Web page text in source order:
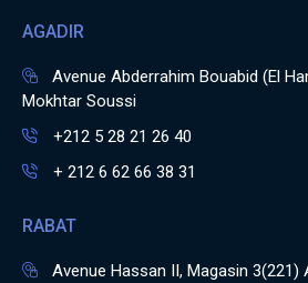
AGADIR
Avenue Abderrahim Bouabid (El
Mokhtar Soussi
+212 5 28 21 26 40
+ 212 6 62 66 38 31
RABAT
Avenue Hassan II, Magasin 3(221)